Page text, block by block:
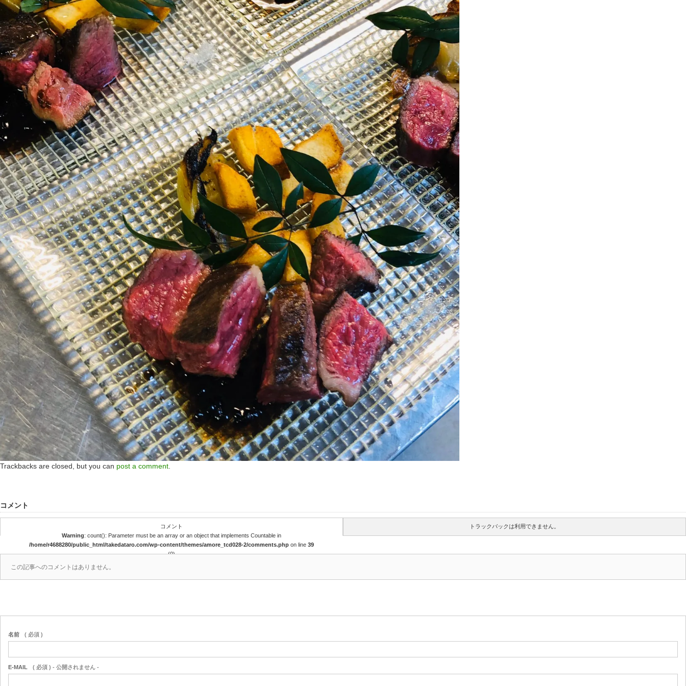
Trackbacks are closed, but you can post a comment
コメント
コメント
Warning: count(): Parameter must be an array or an object that implements Countable in
/home/r4688280/public_html/takedataro.com/wp-content/themes/amore_tcd028-2/comments.php on line 39
(0)
トラックバックは利用できません。
この記事へのコメントはありません。
名前 ( 必須 )
E-MAIL ( 必須 ) - 公開されません -